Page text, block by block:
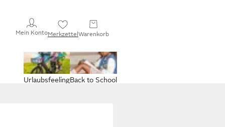
Mein KontoMerkzettelWarenkorb
Back to School
Urlaubsfeeling